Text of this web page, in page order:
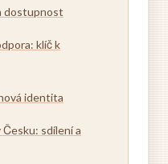
dostupnost
klíč k
identita
sdílení a